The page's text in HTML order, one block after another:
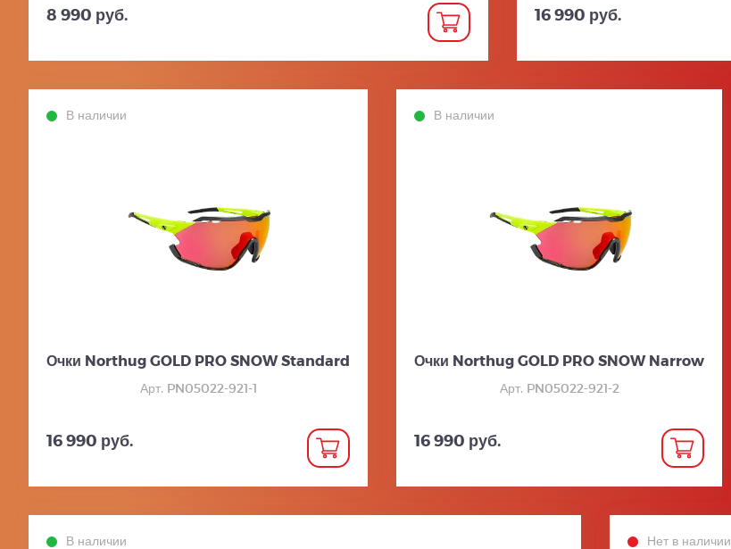
8 990 руб. 16 990 руб.
В наличии
Очки Northug GOLD PRO SNOW Standard
Арт. PN05022-921-1
16 990 руб.
В наличии
Очки Northug GOLD PRO SNOW Narrow
Арт. PN05022-921-2
16 990 руб.
В наличии Нет в наличии